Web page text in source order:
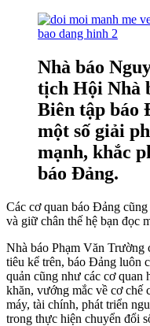
Nhà báo
tịch Hội Nhà
Biên tập báo
một số giải
mạnh, khắc
báo Đảng.
Các cơ quan báo Đảng
và giữ chân thế hệ bạn đọc
Nhà báo Phạm Văn Trường
tiêu kể trên, báo Đảng luôn
quản cũng như các cơ quan
khăn, vướng mắc về cơ chế
máy, tài chính, phát triển
trong thực hiện chuyển đổi